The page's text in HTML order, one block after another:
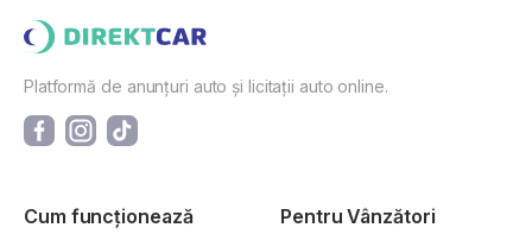
Platformă de anunțuri auto și licitații auto online.
Cum funcționează Pentru Vânzători